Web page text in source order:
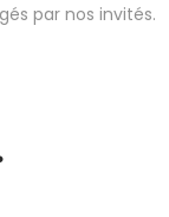
par nos invités.